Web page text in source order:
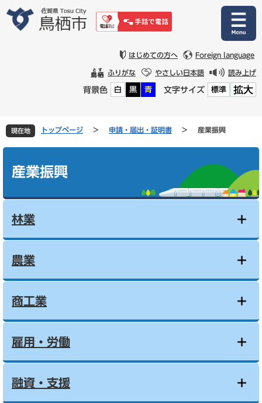
文
はじめての方へ Foreign language
ふりがな やさしい日本語 読み上げ
背景色 白 黒 青 文字サイズ 標準 拡大
現在地 トップページ > 申請・届出・証明書 > 産業振興
産業振興
林業
農業
商工業
雇用・労働
融資・支援